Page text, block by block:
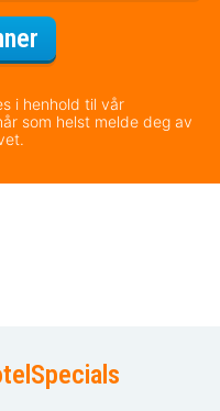
i henhold til vår
som helst melde deg av